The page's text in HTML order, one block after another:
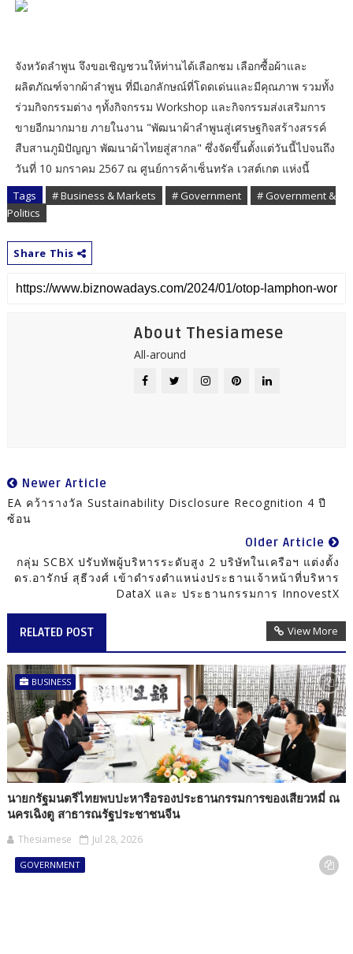
จังหวัดลำพูน จึงขอเชิญชวนให้ท่านได้เลือกชม เลือกซื้อผ้าและ
ผลิตภัณฑ์จากผ้าลำพูน ที่มีเอกลักษณ์ที่โดดเด่นและมีคุณภาพ รวมทั้ง
ร่วมกิจกรรมต่าง ๆทั้งกิจกรรม Workshop และกิจกรรมส่งเสริมการ
ขายอีกมากมาย ภายในงาน "พัฒนาผ้าลำพูนสู่เศรษฐกิจสร้างสรรค์
สืบสานภูมิปัญญา พัฒนาผ้าไทยสู่สากล" ซึ่งจัดขึ้นตั้งแต่วันนี้ไปจนถึง
วันที่ 10 มกราคม 2567 ณ ศูนย์การค้าเซ็นทรัล เวสต์เกต แห่งนี้
Tags # Business & Markets # Government
# Government &
Politics
Share This
About Thesiamese
All-around
Newer Article
EA คว้ารางวัล Sustainability Disclosure Recognition 4 ปี
ซ้อน
Older Article
กลุ่ม SCBX ปรับทัพผู้บริหารระดับสูง 2 บริษัทในเครือฯ แต่งตั้ง
ดร.อารักษ์ สุธีวงศ์ เข้าดำรงตำแหน่งประธานเจ้าหน้าที่บริหาร
DataX และ ประธานกรรมการ InnovestX
RELATED POST View More
BUSINESS
นายกรัฐมนตรีไทยพบปะหารือรองประธานกรรมการของเสียวหมี่ ณ
นครเฉิงตู สาธารณรัฐประชาชนจีน
Thesiamese Jul 28, 2026
GOVERNMENT